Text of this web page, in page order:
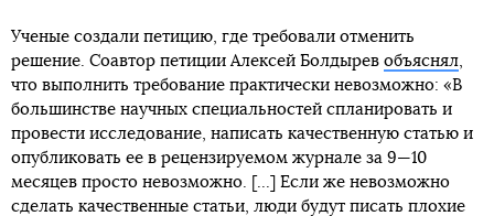
Ученые создали петицию, где требовали отменить
решение. Соавтор петиции Алексей Болдырев объяснял
что выполнить требование практически невозможно: «В
большинстве научных специальностей спланировать и
провести исследование, написать качественную статью и
опубликовать ее в рецензируемом журнале за 9—10
месяцев просто невозможно. [...] Если же невозможно
сделать качественные статьи, люди будут писать плохие